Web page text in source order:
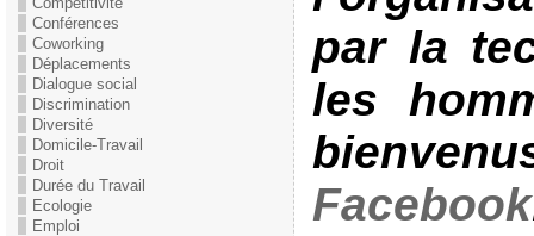
Conférences
Coworking
Déplacements
Dialogue social
Discrimination
Diversité
Domicile-Travail
Droit
Durée du Travail
Ecologie
Emploi
par la
les
Facebook